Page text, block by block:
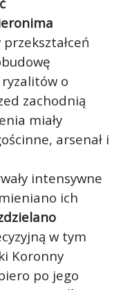
przekształceń
o
zachodnią
miały
arsenał i
intensywne
ich
w tym
Koronny
po jego